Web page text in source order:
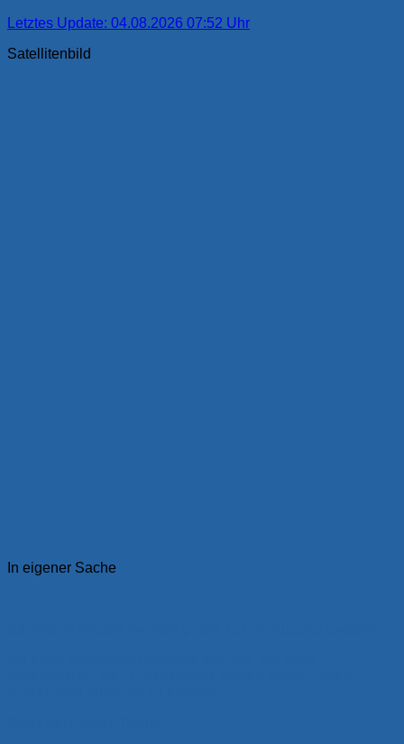
Letztes Update: 04.08.2026 07:52 Uhr
Satellitenbild
In eigener Sache